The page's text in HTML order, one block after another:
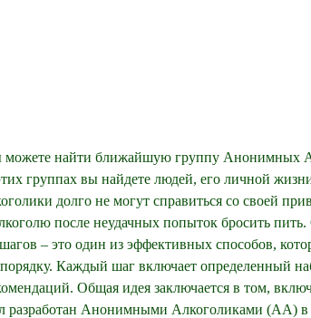
группах вы найдете людей, его личной
долго не могут справиться со своей
после неудачных попыток бросить
– это один из эффективных способов,
Каждый шаг включает определенный
Общая идея заключается в том,
разработан Анонимными Алкоголиками (АА) в